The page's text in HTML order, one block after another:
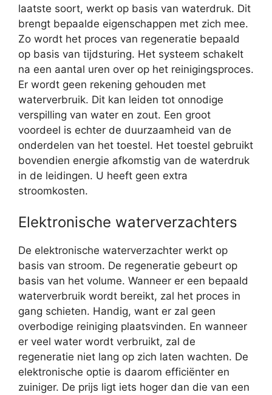
laatste soort, werkt op basis van waterdruk. Dit
brengt bepaalde eigenschappen met zich mee.
Zo wordt het proces van regeneratie bepaald
op basis van tijdsturing. Het systeem schakelt
na een aantal uren over op het reinigingsproces.
Er wordt geen rekening gehouden met
waterverbruik. Dit kan leiden tot onnodige
verspilling van water en zout. Een groot
voordeel is echter de duurzaamheid van de
onderdelen van het toestel. Het toestel gebruikt
bovendien energie afkomstig van de waterdruk
in de leidingen. U heeft geen extra
stroomkosten.
Elektronische waterverzachters
De elektronische waterverzachter werkt op
basis van stroom. De regeneratie gebeurt op
basis van het volume. Wanneer er een bepaald
waterverbruik wordt bereikt, zal het proces in
gang schieten. Handig, want er zal geen
overbodige reiniging plaatsvinden. En wanneer
er veel water wordt verbruikt, zal de
regeneratie niet lang op zich laten wachten. De
elektronische optie is daarom efficiënter en
zuiniger. De prijs ligt iets hoger dan die van een